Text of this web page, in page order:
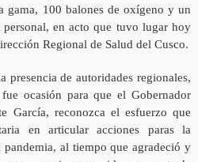
gama, 100 balones de oxígeno y un
en acto que tuvo lugar hoy
Regional de Salud del Cusco.
presencia de autoridades regionales,
ocasión para que el Gobernador
García, reconozca el esfuerzo que
en articular acciones paras la
pandemia, al tiempo que agradeció y